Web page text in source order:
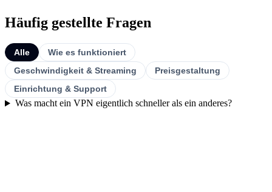
Häufig gestellte Fragen
Alle
Wie es funktioniert
Geschwindigkeit & Streaming
Preisgestaltung
Einrichtung & Support
Was macht ein VPN eigentlich schneller als ein anderes?